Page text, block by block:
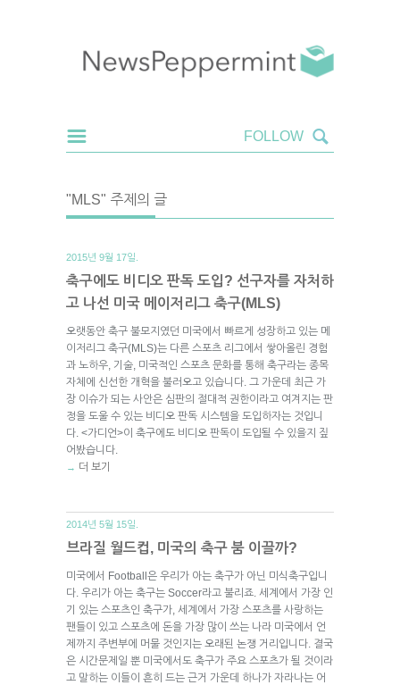
"MLS" 주제의 글
2015년 9월 17일.
축구에도 비디오 판독 도입? 선구자를 자처하
고 나선 미국 메이저리그 축구(MLS)
오랫동안 축구 불모지였던 미국에서 빠르게 성장하고 있는 메
이저리그 축구(MLS)는 다른 스포츠 리그에서 쌓아올린 경험
과 노하우, 기술, 미국적인 스포츠 문화를 통해 축구라는 종목
자체에 신선한 개혁을 불러오고 있습니다. 그 가운데 최근 가
장 이슈가 되는 사안은 심판의 절대적 권한이라고 여겨지는 판
정을 도울 수 있는 비디오 판독 시스템을 도입하자는 것입니
다. <가디언>이 축구에도 비디오 판독이 도입될 수 있을지 짚
어봤습니다.
→ 더 보기
2014년 5월 15일.
브라질 월드컵, 미국의 축구 붐 이끌까?
미국에서 Football은 우리가 아는 축구가 아닌 미식축구입니
다. 우리가 아는 축구는 Soccer라고 불리죠. 세계에서 가장 인
기 있는 스포츠인 축구가, 세계에서 가장 스포츠를 사랑하는
팬들이 있고 스포츠에 돈을 가장 많이 쓰는 나라 미국에서 언
제까지 주변부에 머물 것인지는 오래된 논쟁 거리입니다. 결국
은 시간문제일 뿐 미국에서도 축구가 주요 스포츠가 될 것이라
고 말하는 이들이 흔히 드는 근거 가운데 하나가 자라나는 어